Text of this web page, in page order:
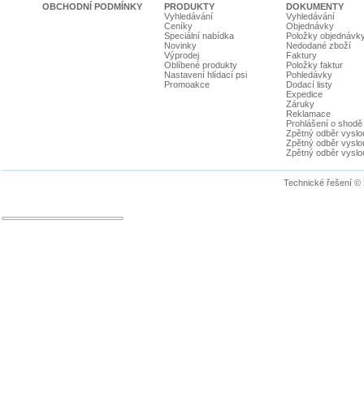
OBCHODNÍ PODMÍNKY
PRODUKTY
Vyhledávání
Ceníky
Speciální nabídka
Novinky
Výprodej
Oblíbené produkty
Nastavení hlídací psi
Promoakce
DOKUMENTY
Vyhledávání
Objednávky
Položky
Nedodané zboží
Faktury
Položky faktur
Pohledávky
Dodací listy
Expedice
Záruky
Reklamace
Prohlášení o shodě
Zpětný odběr
Zpětný odběr
Zpětný odběr
Technické řešení ©